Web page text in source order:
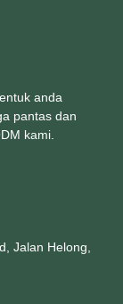
anda
pantas dan
kami.
Jalan Helong,